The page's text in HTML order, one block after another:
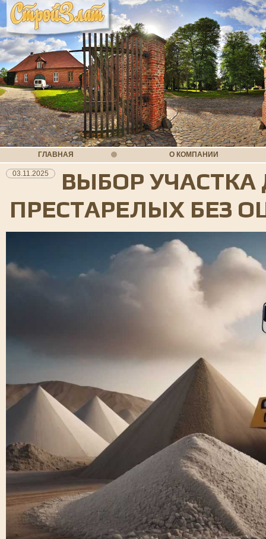
ГЛАВНАЯ О КОМПАНИИ
03.11.2025
ВЫБОР
ПРЕСТАРЕЛЫХ БЕЗ